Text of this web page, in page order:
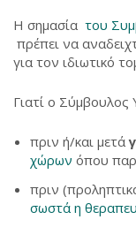
Η σημασία του
πρέπει να
για τον ιδιωτικό
Γιατί ο Σύμβουλος
πριν ή/και μετά
χώρων όπου
πριν
σωστά η